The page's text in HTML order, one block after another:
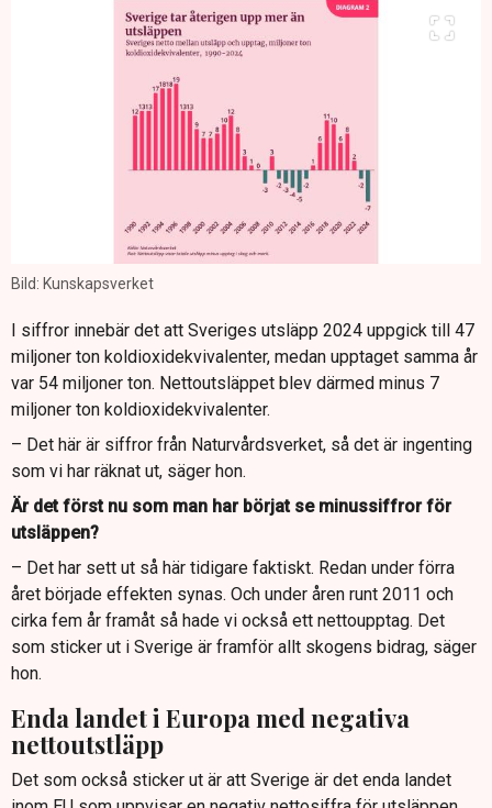
Bild: Kunskapsverket
I siffror innebär det att Sveriges utsläpp 2024 uppgick till 47
miljoner ton koldioxidekvivalenter, medan upptaget samma år
var 54 miljoner ton. Nettoutsläppet blev därmed minus 7
miljoner ton koldioxidekvivalenter.
– Det här är siffror från Naturvårdsverket, så det är ingenting
som vi har räknat ut, säger hon.
Är det först nu som man har börjat se minussiffror för
utsläppen?
– Det har sett ut så här tidigare faktiskt. Redan under förra
året började effekten synas. Och under åren runt 2011 och
cirka fem år framåt så hade vi också ett nettoupptag. Det
som sticker ut i Sverige är framför allt skogens bidrag, säger
hon.
Enda landet i Europa med negativa
nettoutstläpp
Det som också sticker ut är att Sverige är det enda landet